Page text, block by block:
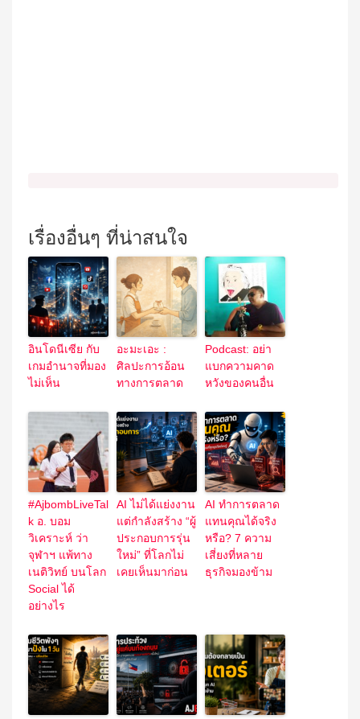
เรื่องอื่นๆ ที่น่าสนใจ
อินโดนีเซีย กับ
เกมอำนาจที่มอง
ไม่เห็น
อะมะเอะ :
ศิลปะการอ้อน
ทางการตลาด
Podcast: อย่า
แบกความคาด
หวังของคนอื่น
#AjbombLiveTal
k อ. บอม
วิเคราะห์ ว่า
จุฬาฯ แพ้ทาง
เนติวิทย์ บนโลก
Social ได้
อย่างไร
AI ไม่ได้แย่งงาน
แต่กำลังสร้าง “ผู้
ประกอบการรุ่น
ใหม่” ที่โลกไม่
เคยเห็นมาก่อน
AI ทำการตลาด
แทนคุณได้จริง
หรือ? 7 ความ
เสี่ยงที่หลาย
ธุรกิจมองข้าม